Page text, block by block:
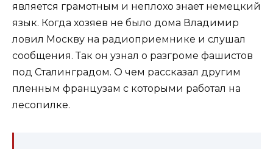
является грамотным и неплохо знает немецкий
язык. Когда хозяев не было дома Владимир
ловил Москву на радиоприемнике и слушал
сообщения. Так он узнал о разгроме фашистов
под Сталинградом. О чем рассказал другим
пленным французам с которыми работал на
лесопилке.